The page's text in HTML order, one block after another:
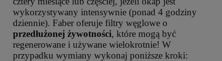
wykorzystywany intensywnie (ponad 4 godziny
dziennie). Faber oferuje filtry węglowe o
przedłużonej żywotności, które mogą być
regenerowane i używane wielokrotnie! W
przypadku wymiany wykonaj poniższe kroki: